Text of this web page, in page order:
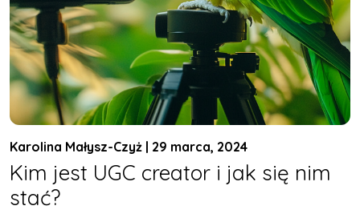
Karolina Małysz-Czyż | 29 marca, 2024
Kim jest UGC creator i jak się nim
stać?